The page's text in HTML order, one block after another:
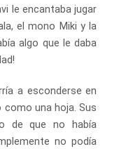
le encantaba jugar
el mono Miki y la
algo que le daba
a esconderse en
como una hoja. Sus
de que no había
no podía